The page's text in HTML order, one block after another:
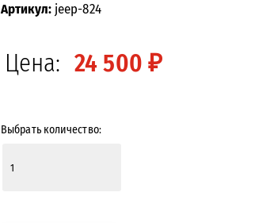
Артикул:jeep-824
Цена: 24 500 ₽
Выбрать количество: